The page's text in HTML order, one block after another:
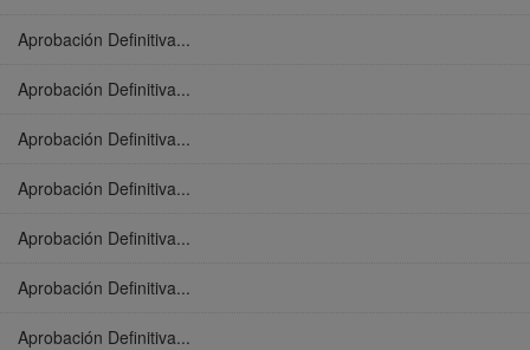
Aprobación Definitiva...
Aprobación Definitiva...
Aprobación Definitiva...
Aprobación Definitiva...
Aprobación Definitiva...
Aprobación Definitiva...
Aprobación Definitiva...